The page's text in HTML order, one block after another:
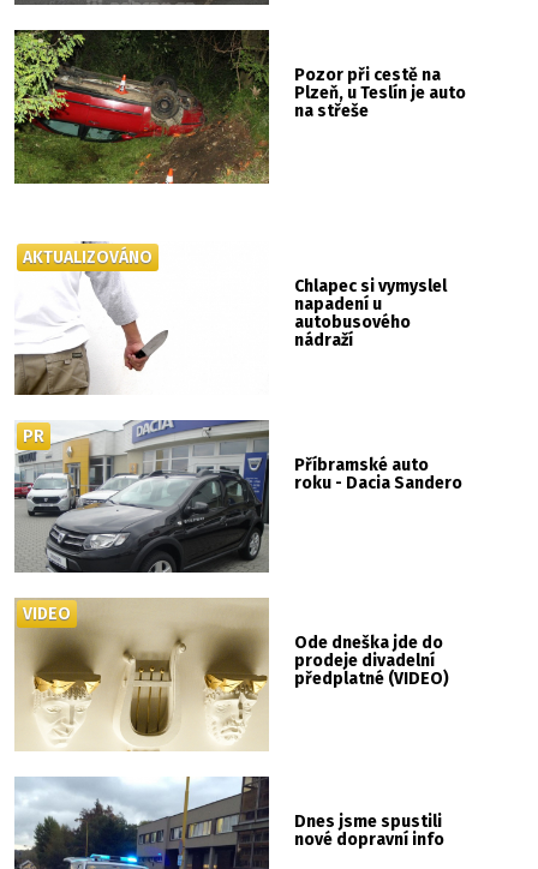
Pozor při cestě na
Plzeň, u Teslín je auto
na střeše
Chlapec si vymyslel
napadení u
autobusového
nádraží
AKTUALIZOVÁNO
Příbramské auto
roku - Dacia Sandero
PR
Ode dneška jde do
prodeje divadelní
předplatné (VIDEO)
VIDEO
Dnes jsme spustili
nové dopravní info